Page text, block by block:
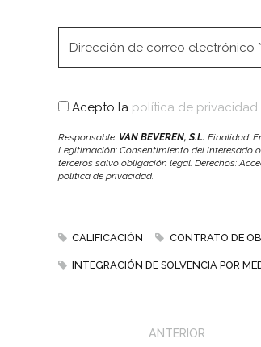
Acepto la política de privacidad
Responsable: VAN BEVEREN, S.L. Finalidad:
Legitimación: Consentimiento del interesado
terceros salvo obligación legal. Derechos:
política de privacidad.
CALIFICACIÓN CONTRATO DE
INTEGRACIÓN DE SOLVENCIA POR
ANTERIOR